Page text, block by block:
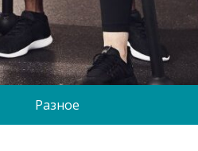
Разное